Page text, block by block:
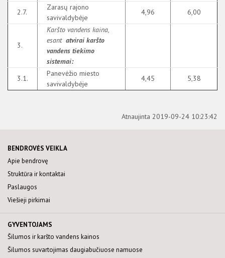
2.7.
Zarasų rajono
savivaldybėje
4,96 6,00
3.
Karšto vandens kaina,
esant atvirai karšto
vandens tiekimo
sistemai:
3.1.
Panevėžio miesto
savivaldybėje
4,45 5,38
Atnaujinta 2019-09-24 10:23:42
BENDROVĖS VEIKLA
Apie bendrovę
Struktūra ir kontaktai
Paslaugos
Viešieji pirkimai
GYVENTOJAMS
Šilumos ir karšto vandens kainos
Šilumos suvartojimas daugiabučiuose namuose